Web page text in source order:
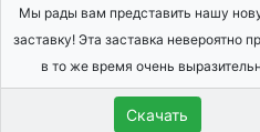
Мы рады вам представить нашу
заставку! Эта заставка невероятно
в то же время очень
Скачать